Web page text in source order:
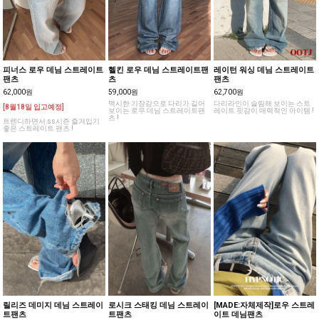
피너스 로우 데님 스트레이트
팬츠
62,000원
[8월18일 입고예정]
트렌디하면서 ss시즌 즐겨입기
좋은 스트레이트 팬츠 !
헬킨 로우 데님 스트레이트팬
츠
59,000원
맥시한 기장감으로 다리가 길어
보이는 로우 데님 스트레이트팬
츠 !
레이턴 워싱 데님 스트레이트
팬츠
62,700원
다리라인이 슬림해 보이는 스트
레이트 핏감이 매력적인 아이템 !
릴리즈 데미지 데님 스트레이
트팬츠
로시크 스태킹 데님 스트레이
트팬츠
[MADE:자체제작]로우 스트레
이트 데님팬츠